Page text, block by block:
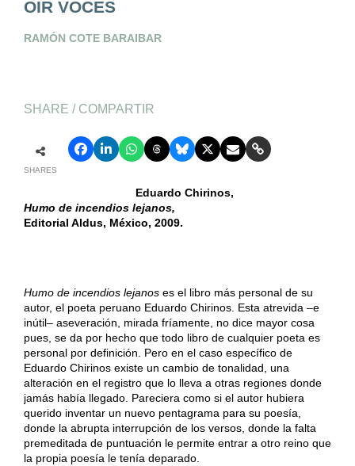
OÍR VOCES
RAMÓN COTE BARAIBAR
SHARE / COMPARTIR
SHARES
Eduardo Chirinos,
Humo de incendios lejanos,
Editorial Aldus, México, 2009.
Humo de incendios lejanos es el libro más personal de su
autor, el poeta peruano Eduardo Chirinos. Esta atrevida –e
inútil– aseveración, mirada fríamente, no dice mayor cosa
pues, se da por hecho que todo libro de cualquier poeta es
personal por definición. Pero en el caso específico de
Eduardo Chirinos existe un cambio de tonalidad, una
alteración en el registro que lo lleva a otras regiones donde
jamás había llegado. Pareciera como si el autor hubiera
querido inventar un nuevo pentagrama para su poesía,
donde la abrupta interrupción de los versos, donde la falta
premeditada de puntuación le permite entrar a otro reino que
la propia poesía le tenía deparado.